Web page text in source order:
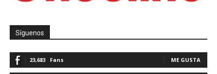
Síguenos
23,683 Fans ME GUSTA